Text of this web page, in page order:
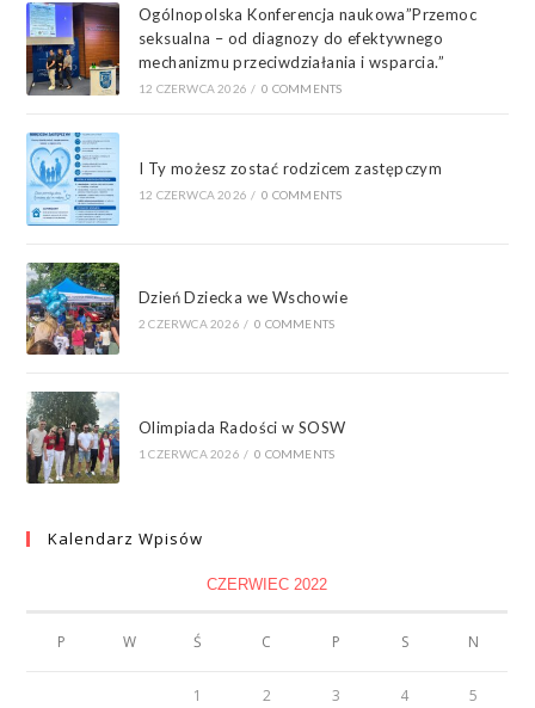
Ogólnopolska Konferencja naukowa”Przemoc
seksualna – od diagnozy do efektywnego
mechanizmu przeciwdziałania i wsparcia.”
12 CZERWCA 2026 / 0 COMMENTS
I Ty możesz zostać rodzicem zastępczym
12 CZERWCA 2026 / 0 COMMENTS
Dzień Dziecka we Wschowie
2 CZERWCA 2026 / 0 COMMENTS
Olimpiada Radości w SOSW
1 CZERWCA 2026 / 0 COMMENTS
Kalendarz Wpisów
CZERWIEC 2022
P W Ś C P S N
1 2 3 4 5